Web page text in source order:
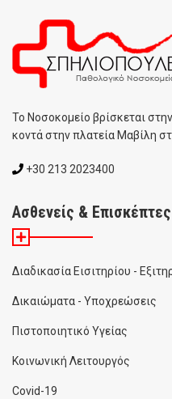
To Noσοκομείο βρίσκεται
κοντά στην πλατεία Μαβίλη
+30 213 2023400
Ασθενείς & Επισκέπτες
Διαδικασία Εισιτηρίου -
Δικαιώματα - Υποχρεώσεις
Πιστοποιητικό Υγείας
Κοινωνική Λειτουργός
Covid-19